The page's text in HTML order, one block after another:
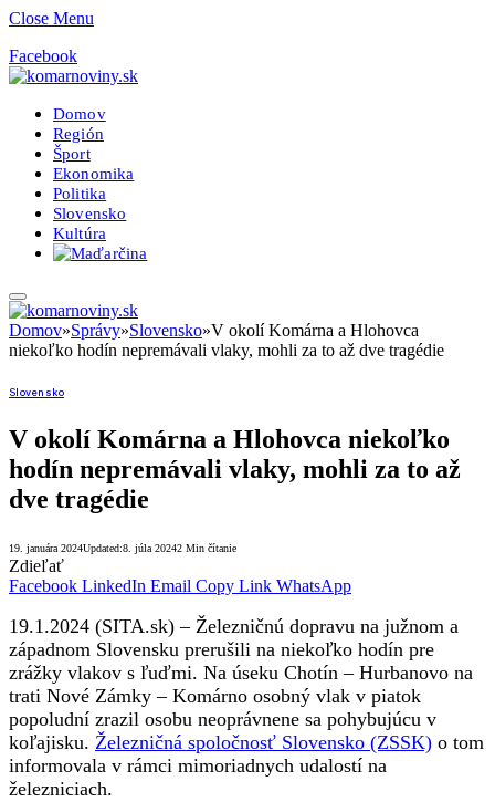
Close Menu
Facebook
Domov
Región
Šport
Ekonomika
Politika
Slovensko
Kultúra
Domov»Správy»Slovensko»V okolí Komárna a Hlohovca
niekoľko hodín nepremávali vlaky, mohli za to až dve tragédie
Slovensko
V okolí Komárna a Hlohovca niekoľko
hodín nepremávali vlaky, mohli za to až
dve tragédie
19. januára 2024Updated:8. júla 20242 Min čítanie
Zdieľať
Facebook LinkedIn Email Copy Link WhatsApp
19.1.2024 (SITA.sk) – Železničnú dopravu na južnom a
západnom Slovensku prerušili na niekoľko hodín pre
zrážky vlakov s ľuďmi. Na úseku Chotín – Hurbanovo na
trati Nové Zámky – Komárno osobný vlak v piatok
popoludní zrazil osobu neoprávnene sa pohybujúcu v
koľajisku. Železničná spoločnosť Slovensko (ZSSK) o tom
informovala v rámci mimoriadnych udalostí na
železniciach.